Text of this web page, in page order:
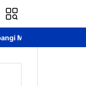
tentang